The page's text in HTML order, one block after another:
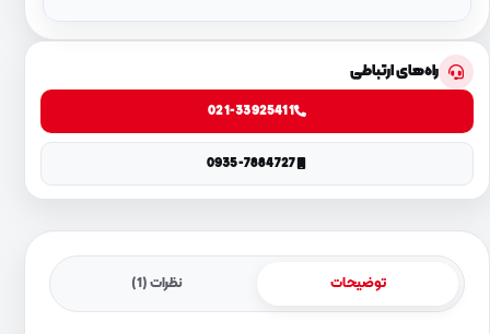
راه‌های ارتباطی
021-33925411
0935-7884727
توضیحات نظرات (1)